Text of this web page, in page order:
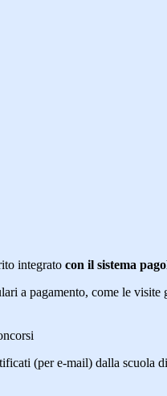
integrato con il sistema
a pagamento, come le visite
(per e-mail) dalla scuola